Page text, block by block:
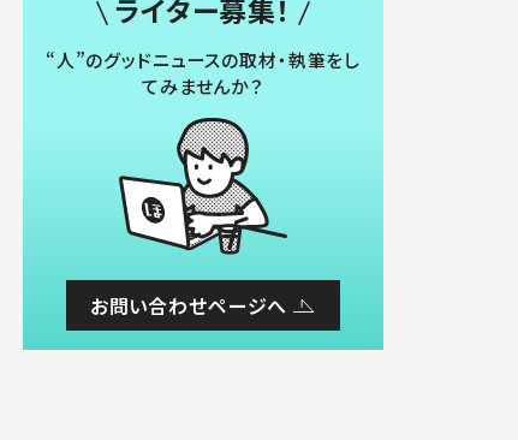
ライター募集！
“人”のグッドニュースの取材・執筆をし
てみませんか？
お問い合わせページへ